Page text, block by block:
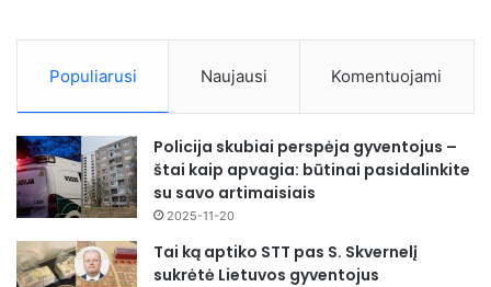
Populiarusi Naujausi Komentuojami
Policija skubiai perspėja gyventojus –
štai kaip apvagia: būtinai pasidalinkite
su savo artimaisiais
2025-11-20
Tai ką aptiko STT pas S. Skvernelį
sukrėtė Lietuvos gyventojus